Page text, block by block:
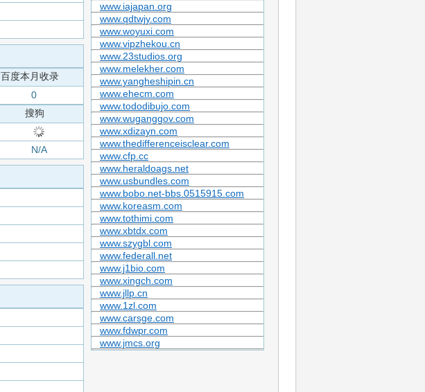
百度本月收录
0
搜狗
N/A
www.iajapan.org
www.qdtwjy.com
www.woyuxi.com
www.vipzhekou.cn
www.23studios.org
www.melekher.com
www.yangheshipin.cn
www.ehecm.com
www.tododibujo.com
www.wuganggov.com
www.xdizayn.com
www.thedifferenceisclear.com
www.cfp.cc
www.heraldoags.net
www.usbundles.com
www.bobo.net-bbs.0515915.com
www.koreasm.com
www.tothimi.com
www.xbtdx.com
www.szygbl.com
www.federall.net
www.j1bio.com
www.xingch.com
www.jllp.cn
www.1zl.com
www.carsge.com
www.fdwpr.com
www.jmcs.org